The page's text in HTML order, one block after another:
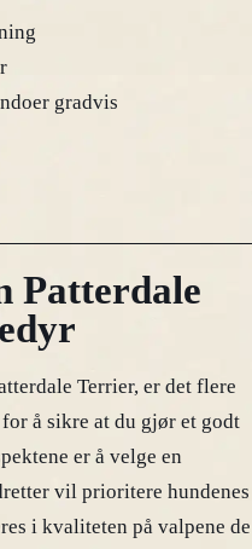
gradvis
Patterdale
Terrier, er det flere
å sikre at du gjør et godt
er å velge en
vil prioritere hundenes
i kvaliteten på valpene de